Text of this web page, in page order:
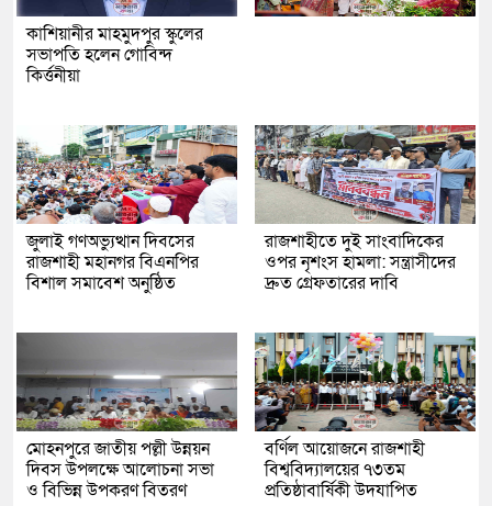
কাশিয়ানীর মাহমুদপুর স্কুলের
সভাপতি হলেন গোবিন্দ
কির্ত্তনীয়া
জুলাই গণঅভ্যুত্থান দিবসের
রাজশাহী মহানগর বিএনপির
বিশাল সমাবেশ অনুষ্ঠিত
রাজশাহীতে দুই সাংবাদিকের
ওপর নৃশংস হামলা: সন্ত্রাসীদের
দ্রুত গ্রেফতারের দাবি
মোহনপুরে জাতীয় পল্লী উন্নয়ন
দিবস উপলক্ষে আলোচনা সভা
ও বিভিন্ন উপকরণ বিতরণ
বর্ণিল আয়োজনে রাজশাহী
বিশ্ববিদ্যালয়ের ৭৩তম
প্রতিষ্ঠাবার্ষিকী উদযাপিত